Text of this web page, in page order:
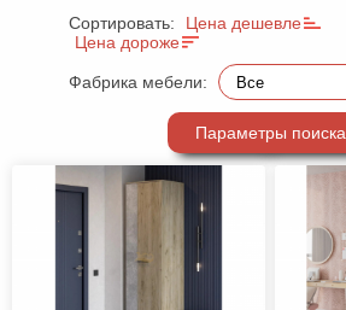
мебель
Детская
мебель
Мебель
гостиную
Столы
Офисная
Сортировать:
Цена дешевле
Цена дороже
Фабрика мебели:
Параметры поиска